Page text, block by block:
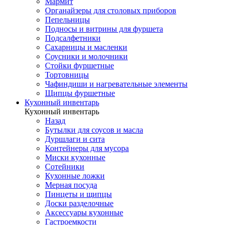
Органайзеры для столовых приборов
Пепельницы
Подносы и витрины для фуршета
Подсалфетники
Сахарницы и масленки
Соусники и молочники
Стойки фуршетные
Тортовницы
Чафиндиши и нагревательные элементы
Щипцы фуршетные
Кухонный инвентарь
Кухонный инвентарь
Назад
Бутылки для соусов и масла
Дуршлаги и сита
Контейнеры для мусора
Миски кухонные
Сотейники
Кухонные ложки
Мерная посуда
Пинцеты и щипцы
Доски разделочные
Аксессуары кухонные
Гастроемкости